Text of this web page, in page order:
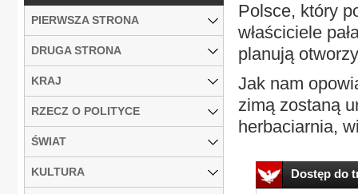
Polsce, który
właściciele
planują
Jak nam
zimą zostaną
herbaciarnia,
Dostęp do
PIERWSZA STRONA
DRUGA STRONA
KRAJ
RZECZ O POLITYCE
ŚWIAT
KULTURA